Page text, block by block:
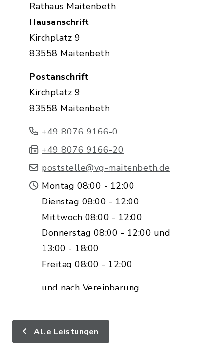
Rathaus Maitenbeth
Hausanschrift
Kirchplatz 9
83558 Maitenbeth
Postanschrift
Kirchplatz 9
83558 Maitenbeth
+49 8076 9166-0
+49 8076 9166-20
poststelle@vg-maitenbeth.de
Montag 08:00 - 12:00
Dienstag 08:00 - 12:00
Mittwoch 08:00 - 12:00
Donnerstag 08:00 - 12:00 und
13:00 - 18:00
Freitag 08:00 - 12:00
und nach Vereinbarung
Alle Leistungen